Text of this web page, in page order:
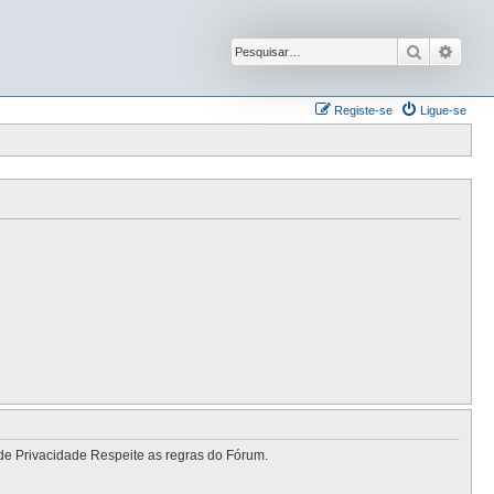
Pesquisar
Ligue-se
Registe-se
Privacidade Respeite as regras do Fórum.